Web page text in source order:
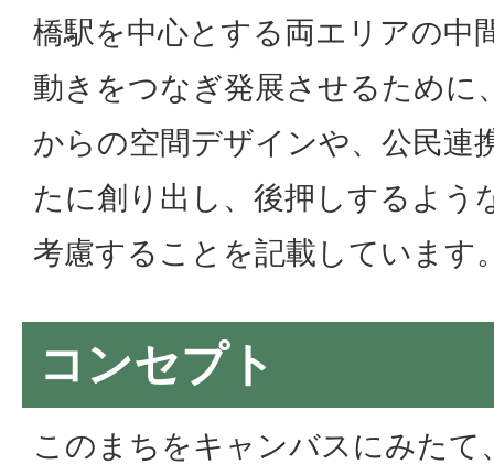
橋駅を中心とする両エリアの中
動きをつなぎ発展させるために
からの空間デザインや、公民連
たに創り出し、後押しするよう
考慮することを記載しています
コンセプト
このまちをキャンバスにみたて